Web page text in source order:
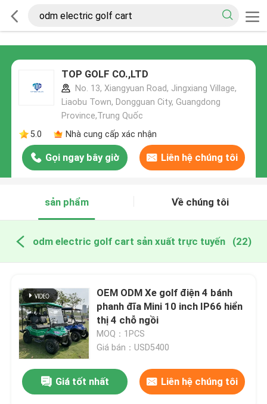
TOP GOLF CO.,LTD
No. 13, Xiangyuan Road, Jingxiang Village,
Liaobu Town, Dongguan City, Guangdong
Province,Trung Quốc
5.0
Nhà cung cấp xác nhận
Gọi ngay bây giờ Liên hệ chúng tôi
sản phẩm Về chúng tôi
odm electric golf cart sản xuất trực tuyến (22)
OEM ODM Xe golf điện 4 bánh
phanh đĩa Mini 10 inch IP66 hiển
thị 4 chỗ ngồi
MOQ：1PCS
Giá bán：USD5400
Giá tốt nhất Liên hệ chúng tôi